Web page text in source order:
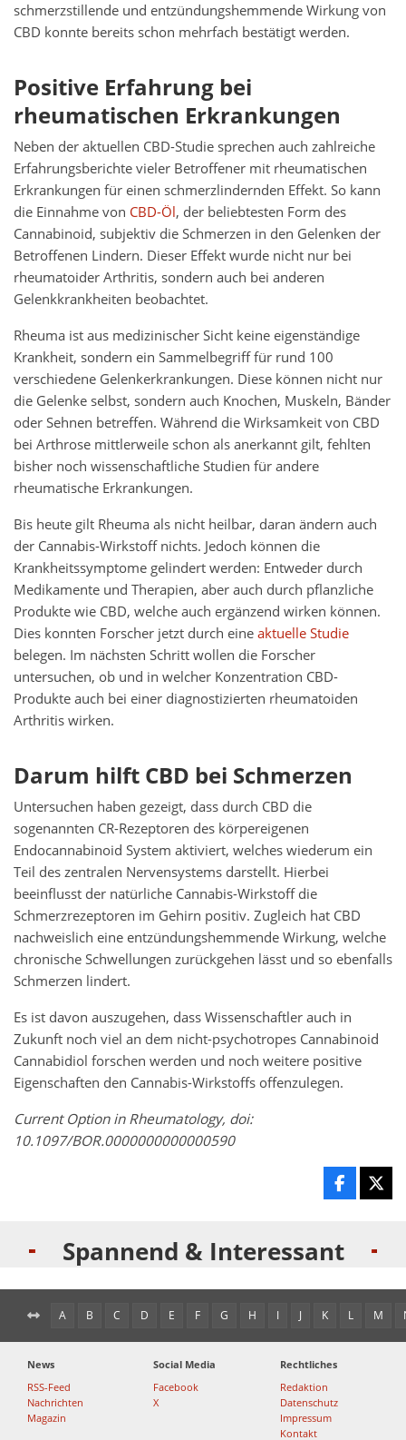
schmerzstillende und entzündungshemmende Wirkung von
CBD konnte bereits schon mehrfach bestätigt werden.
Positive Erfahrung bei
rheumatischen Erkrankungen
Neben der aktuellen CBD-Studie sprechen auch zahlreiche
Erfahrungsberichte vieler Betroffener mit rheumatischen
Erkrankungen für einen schmerzlindernden Effekt. So kann
die Einnahme von CBD-Öl, der beliebtesten Form des
Cannabinoid, subjektiv die Schmerzen in den Gelenken der
Betroffenen Lindern. Dieser Effekt wurde nicht nur bei
rheumatoider Arthritis, sondern auch bei anderen
Gelenkkrankheiten beobachtet.
Rheuma ist aus medizinischer Sicht keine eigenständige
Krankheit, sondern ein Sammelbegriff für rund 100
verschiedene Gelenkerkrankungen. Diese können nicht nur
die Gelenke selbst, sondern auch Knochen, Muskeln, Bänder
oder Sehnen betreffen. Während die Wirksamkeit von CBD
bei Arthrose mittlerweile schon als anerkannt gilt, fehlten
bisher noch wissenschaftliche Studien für andere
rheumatische Erkrankungen.
Bis heute gilt Rheuma als nicht heilbar, daran ändern auch
der Cannabis-Wirkstoff nichts. Jedoch können die
Krankheitssymptome gelindert werden: Entweder durch
Medikamente und Therapien, aber auch durch pflanzliche
Produkte wie CBD, welche auch ergänzend wirken können.
Dies konnten Forscher jetzt durch eineaktuelle Studie
belegen. Im nächsten Schritt wollen die Forscher
untersuchen, ob und in welcher Konzentration CBD-
Produkte auch bei einer diagnostizierten rheumatoiden
Arthritis wirken.
Darum hilft CBD bei Schmerzen
Untersuchen haben gezeigt, dass durch CBD die
sogenannten CR-Rezeptoren des körpereigenen
Endocannabinoid System aktiviert, welches wiederum ein
Teil des zentralen Nervensystems darstellt. Hierbei
beeinflusst der natürliche Cannabis-Wirkstoff die
Schmerzrezeptoren im Gehirn positiv. Zugleich hat CBD
nachweislich eine entzündungshemmende Wirkung, welche
chronische Schwellungen zurückgehen lässt und so ebenfalls
Schmerzen lindert.
Es ist davon auszugehen, dass Wissenschaftler auch in
Zukunft noch viel an dem nicht-psychotropes Cannabinoid
Cannabidiol forschen werden und noch weitere positive
Eigenschaften den Cannabis-Wirkstoffs offenzulegen.
Current Option in Rheumatology, doi:
10.1097/BOR.0000000000000590
Spannend & Interessant
A B C D E F G H I J K L M
News
RSS-Feed
Nachrichten
Magazin
Social Media
Facebook
X
Rechtliches
Redaktion
Datenschutz
Impressum
Kontakt